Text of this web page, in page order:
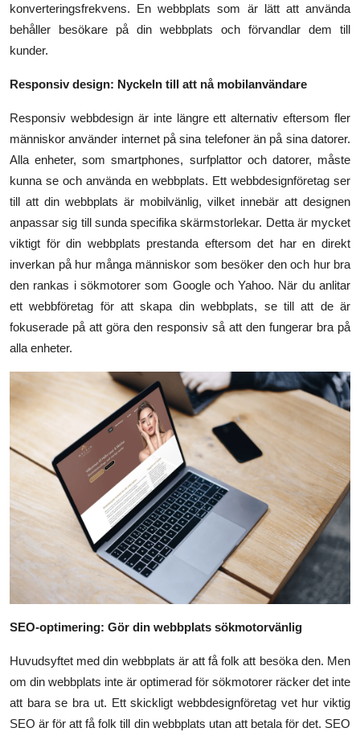
konverteringsfrekvens. En webbplats som är lätt att använda
behåller besökare på din webbplats och förvandlar dem till
kunder.
Responsiv design: Nyckeln till att nå mobilanvändare
Responsiv webbdesign är inte längre ett alternativ eftersom fler
människor använder internet på sina telefoner än på sina datorer.
Alla enheter, som smartphones, surfplattor och datorer, måste
kunna se och använda en webbplats. Ett webbdesignföretag ser
till att din webbplats är mobilvänlig, vilket innebär att designen
anpassar sig till sunda specifika skärmstorlekar. Detta är mycket
viktigt för din webbplats prestanda eftersom det har en direkt
inverkan på hur många människor som besöker den och hur bra
den rankas i sökmotorer som Google och Yahoo. När du anlitar
ett webbföretag för att skapa din webbplats, se till att de är
fokuserade på att göra den responsiv så att den fungerar bra på
alla enheter.
SEO-optimering: Gör din webbplats sökmotorvänlig
Huvudsyftet med din webbplats är att få folk att besöka den. Men
om din webbplats inte är optimerad för sökmotorer räcker det inte
att bara se bra ut. Ett skickligt webbdesignföretag vet hur viktig
SEO är för att få folk till din webbplats utan att betala för det. SEO